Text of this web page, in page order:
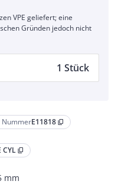
NummerE11818 content_copy
CYL content_copy
mm
VPE geliefert; eine
Gründen jedoch nicht
1 Stück